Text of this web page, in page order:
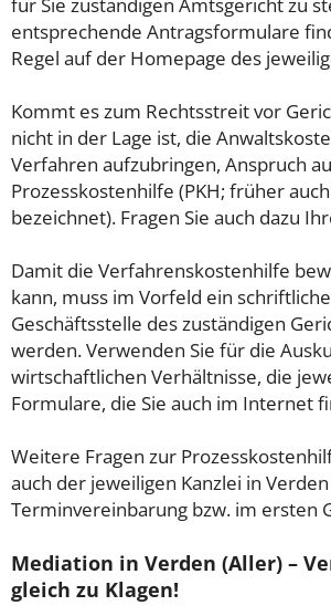
entsprechende Antragsformulare
Regel auf der Homepage des
Kommt es zum Rechtsstreit vor
nicht in der Lage ist, die
Verfahren aufzubringen, Anspruch
Prozesskostenhilfe (PKH; früher
bezeichnet). Fragen Sie auch dazu
Damit die Verfahrenskostenhilfe
kann, muss im Vorfeld ein
Geschäftsstelle des zuständigen
werden. Verwenden Sie für die
wirtschaftlichen Verhältnisse, die
Formulare, die Sie auch im Internet
Weitere Fragen zur
auch der jeweiligen Kanzlei in
Terminvereinbarung bzw. im ersten
Mediation in Verden (Aller) –
gleich zu Klagen!